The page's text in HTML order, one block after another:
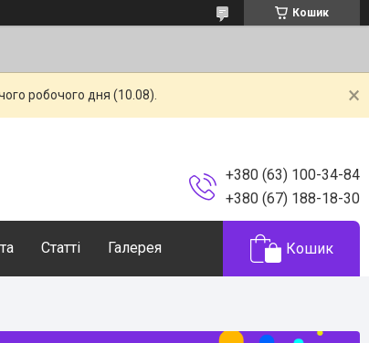
Кошик
робочого дня (10.08).
+380 (63) 100-34-84
+380 (67) 188-18-30
Статті Галерея Кошик